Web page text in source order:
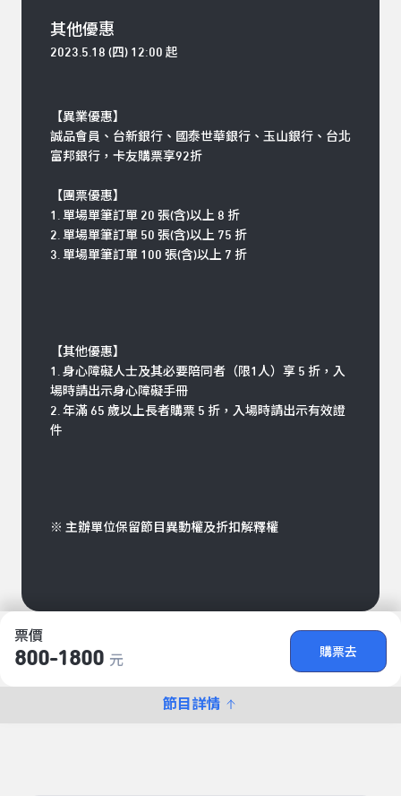
票價
800-1800 元
購票去
節目詳情
其他優惠
2023.5.18 (四) 12:00 起
【異業優惠】
誠品會員、台新銀行、國泰世華銀行、玉山銀行、台北
富邦銀行，卡友購票享92折
【團票優惠】
1. 單場單筆訂單 20 張(含)以上 8 折
2. 單場單筆訂單 50 張(含)以上 75 折
3. 單場單筆訂單 100 張(含)以上 7 折
【其他優惠】
1. 身心障礙人士及其必要陪同者（限1人）享 5 折，入
場時請出示身心障礙手冊
2. 年滿 65 歲以上長者購票 5 折，入場時請出示有效證
件
※ 主辦單位保留節目異動權及折扣解釋權